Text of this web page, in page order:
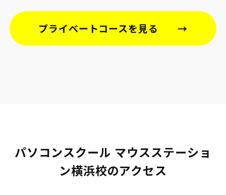
プライベートコースを見る
パソコンスクール マウスステーショ
ン横浜校のアクセス